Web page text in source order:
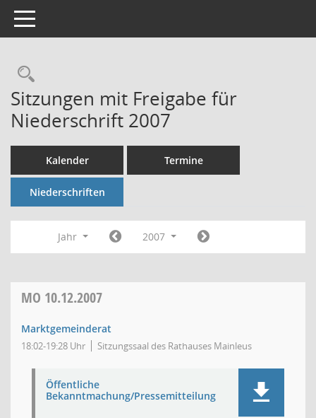
Toggle navigation
Rechercheauswahl
Sitzungen mit Freigabe für
Niederschrift 2007
Kalender Termine
Niederschriften
Jahr 2007
MO 10.12.2007
Marktgemeinderat
18:02-19:28 Uhr Sitzungssaal des Rathauses Mainleus
Öffentliche
Bekanntmachung/Pressemitteilung